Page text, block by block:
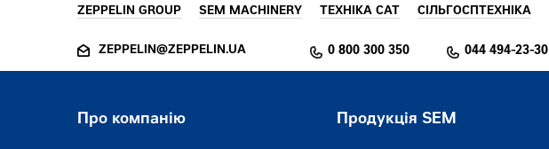
ZEPPELIN GROUP SEM MACHINERY ТЕХНІКА CAT СІЛЬГОСПТЕХНІКА
ZEPPELIN@ZEPPELIN.UA 0 800 300 350 044 494-23-30
Про компанію Продукція SEM